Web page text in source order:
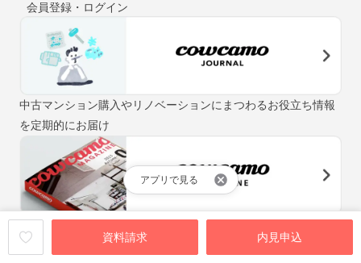
資料請求 内見申込
アプリで見る
会員登録・ログイン
中古マンション購入やリノベーションにまつわるお役立ち情報
を定期的にお届け
「街と暮らしの先輩マガジン」をテーマに、自分らしい住まい
探しをお手伝いするウェブマガジン